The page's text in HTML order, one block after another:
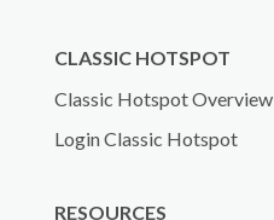
CLASSIC HOTSPOT
Classic Hotspot Overview
Login Classic Hotspot
RESOURCES